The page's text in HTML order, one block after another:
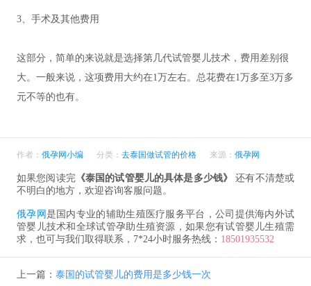
3、手术及其他费用
这部分，简单的来说就是选择第几代试管婴儿技术，费用差别很
大。一般来说，这项费用大约在1万左右。总花费在1万多至3万多
元不等的也有。
作者： 俄孕网小编 分类： 去泰国做试管的价格 来源： 俄孕网
如果您阅读完《泰国的试管婴儿的具体是多少钱》
还有不清楚或
不明白的地方，欢迎咨询客服问题。
俄孕网 是国内专业的辅助生殖医疗服务平台，公司提供海内外试
管婴儿技术和全球试管孕助生殖资源，如果您有试管婴儿生殖需
求，也可与我们取得联系，7*24小时服务热线： 18501935532
上一篇： 泰国的试管婴儿的费用是多少钱一次